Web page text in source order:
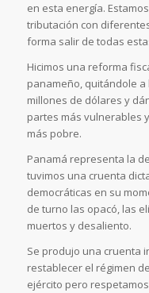
en esta energía.
tributación con
forma salir de todas
Hicimos una reforma
panameño, quitándole a
millones de dólares y
partes más vulnerables
más pobre.
Panamá representa la
tuvimos una cruenta
democráticas en su
de turno las opacó, las
muertos y desaliento.
Se produjo una cruenta
restablecer el régimen
ejército pero